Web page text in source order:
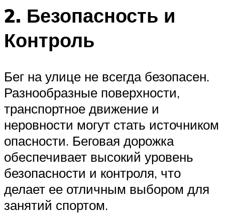
2. Безопасность и
Контроль
Бег на улице не всегда безопасен.
Разнообразные поверхности,
транспортное движение и
неровности могут стать источником
опасности. Беговая дорожка
обеспечивает высокий уровень
безопасности и контроля, что
делает ее отличным выбором для
занятий спортом.